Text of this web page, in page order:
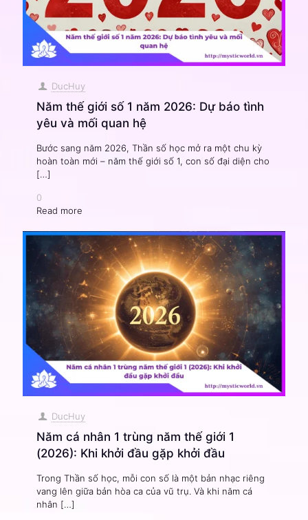
DucHuy
Năm thế giới số 1 năm 2026: Dự báo tình
yêu và mối quan hệ
Bước sang năm 2026, Thần số học mở ra một chu kỳ
hoàn toàn mới – năm thế giới số 1, con số đại diện cho
[…]
0
Read more
DucHuy
Năm cá nhân 1 trùng năm thế giới 1
(2026): Khi khởi đầu gặp khởi đầu
Trong Thần số học, mỗi con số là một bản nhạc riêng
vang lên giữa bản hòa ca của vũ trụ. Và khi năm cá
nhân […]